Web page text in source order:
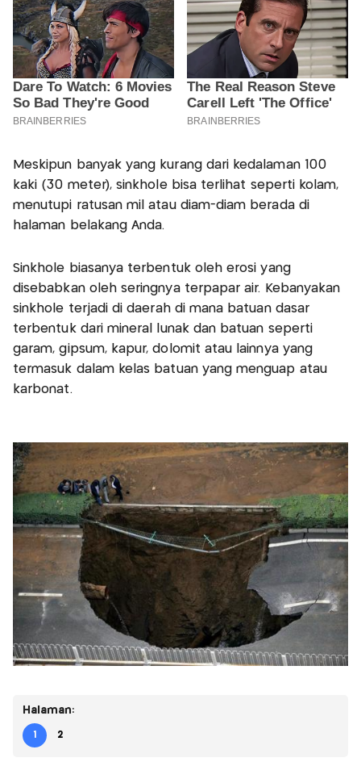
Meskipun banyak yang kurang dari kedalaman 100
kaki (30 meter), sinkhole bisa terlihat seperti kolam,
menutupi ratusan mil atau diam-diam berada di
halaman belakang Anda.
Sinkhole biasanya terbentuk oleh erosi yang
disebabkan oleh seringnya terpapar air. Kebanyakan
sinkhole terjadi di daerah di mana batuan dasar
terbentuk dari mineral lunak dan batuan seperti
garam, gipsum, kapur, dolomit atau lainnya yang
termasuk dalam kelas batuan yang menguap atau
karbonat.
Halaman:
1 2